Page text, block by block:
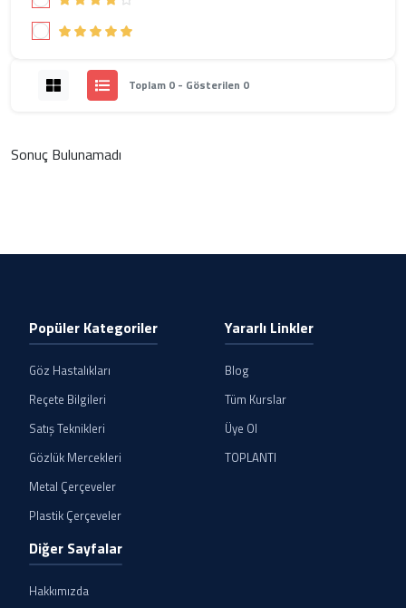
Toplam 0 - Gösterilen 0
Sonuç Bulunamadı
Popüler Kategoriler
Göz Hastalıkları
Reçete Bilgileri
Satış Teknikleri
Gözlük Mercekleri
Metal Çerçeveler
Plastik Çerçeveler
Yararlı Linkler
Blog
Tüm Kurslar
Üye Ol
TOPLANTI
Diğer Sayfalar
Hakkımızda